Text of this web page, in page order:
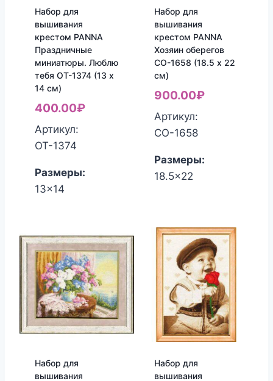
Набор для
вышивания
крестом PANNA
Праздничные
миниатюры. Люблю
тебя ОТ-1374 (13 x
14 см)
400.00₽
Артикул:
ОТ-1374
Размеры:
13x14
Набор для
вышивания
крестом PANNA
Хозяин оберегов
СО-1658 (18.5 x 22
см)
900.00₽
Артикул:
СО-1658
Размеры:
18.5x22
Набор для
вышивания
Набор для
вышивания